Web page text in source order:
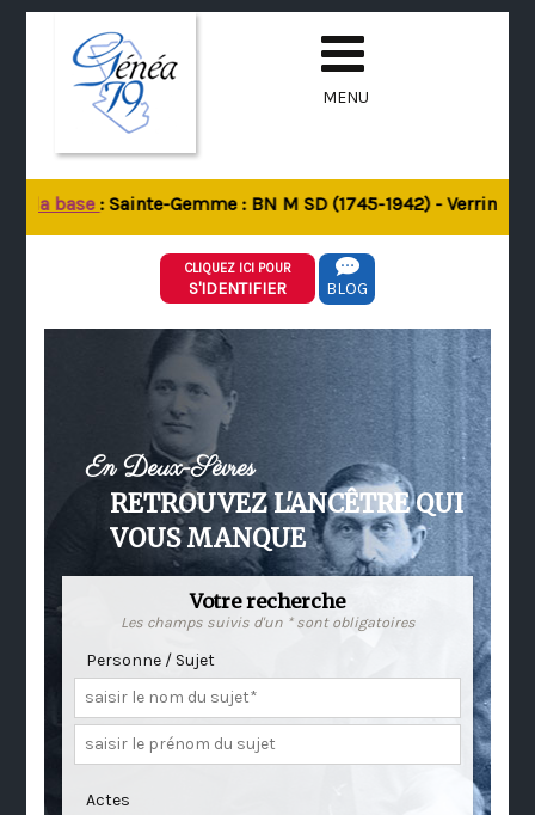
MENU
la base: Sainte-Gemme : BN M SD (1745-1942) - Verrines-
CLIQUEZ ICI POUR
S'IDENTIFIER BLOG
En Deux-Sèvres
RETROUVEZ L'ANCÊTRE QUI
VOUS MANQUE
Votre recherche
Les champs suivis d'un * sont obligatoires
Personne / Sujet
Actes